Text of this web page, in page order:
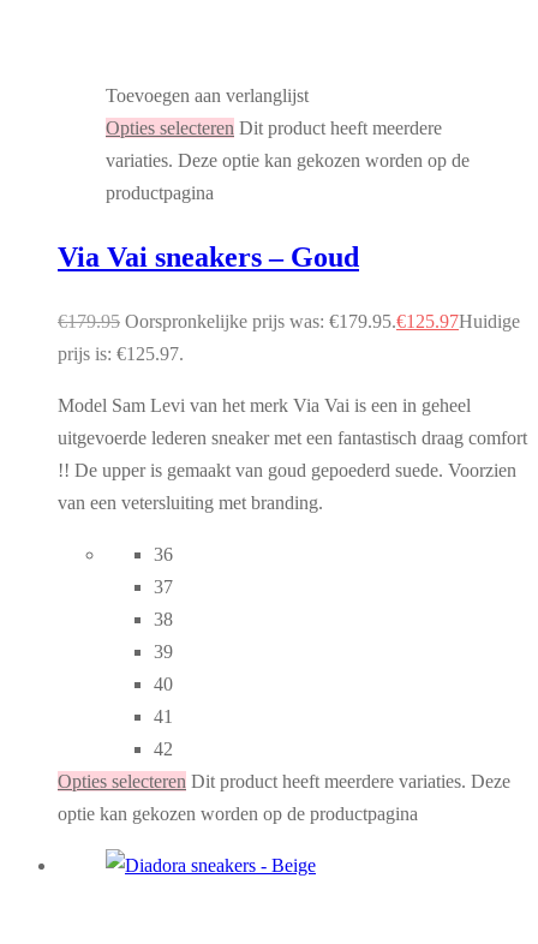
Toevoegen aan verlanglijst
Opties selecteren Dit product heeft meerdere
variaties. Deze optie kan gekozen worden op de
productpagina
Via Vai sneakers – Goud
€179.95 Oorspronkelijke prijs was: €179.95.€125.97Huidige
prijs is: €125.97.
Model Sam Levi van het merk Via Vai is een in geheel
uitgevoerde lederen sneaker met een fantastisch draag comfort
!! De upper is gemaakt van goud gepoederd suede. Voorzien
van een vetersluiting met branding.
36
37
38
39
40
41
42
Opties selecteren Dit product heeft meerdere variaties. Deze
optie kan gekozen worden op de productpagina